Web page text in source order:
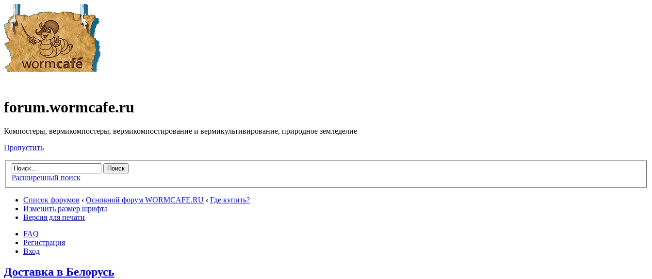
forum.wormcafe.ru
Компостеры, вермикомпостеры, вермикомпостирование и вермикультивирование, природное земледелие
Пропустить
Расширенный поиск
Список форумов ‹ Основной форум WORMCAFE.RU ‹ Где купить?
Изменить размер шрифта
Версия для печати
FAQ
Регистрация
Вход
Доставка в Белорусь